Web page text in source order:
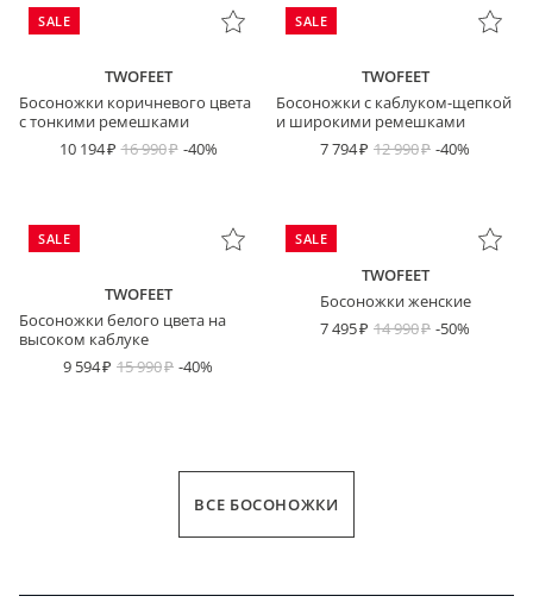
SALE
TWOFEET
Босоножки коричневого цвета
с тонкими ремешками
10 194
16 990 -40%
SALE
TWOFEET
Босоножки с каблуком-щепкой
и широкими ремешками
7 794
12 990 -40%
SALE
TWOFEET
Босоножки белого цвета на
высоком каблуке
9 594
15 990 -40%
SALE
TWOFEET
Босоножки женские
7 495
14 990 -50%
ВСЕ БОСОНОЖКИ